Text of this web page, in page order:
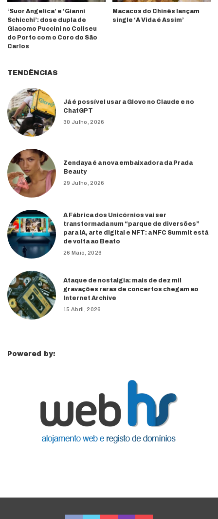
‘Suor Angelica’ e ‘Gianni
Schicchi’: dose dupla de
Giacomo Puccini no Coliseu
do Porto com o Coro do São
Carlos
Macacos do Chinês lançam
single ‘A Vida é Assim’
TENDÊNCIAS
Já é possível usar a Glovo no Claude e no
ChatGPT
30 Julho, 2026
Zendaya é a nova embaixadora da Prada
Beauty
29 Julho, 2026
A Fábrica dos Unicórnios vai ser
transformada num “parque de diversões”
para IA, arte digital e NFT: a NFC Summit está
de volta ao Beato
26 Maio, 2026
Ataque de nostalgia: mais de dez mil
gravações raras de concertos chegam ao
Internet Archive
15 Abril, 2026
Powered by: